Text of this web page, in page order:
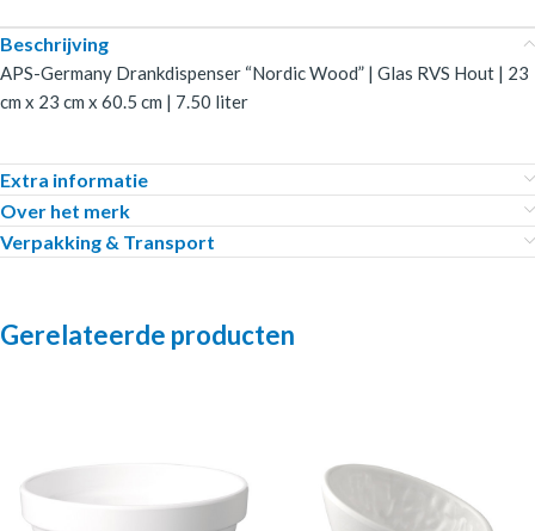
Beschrijving
APS-Germany Drankdispenser “Nordic Wood” | Glas RVS Hout | 23
cm x 23 cm x 60.5 cm | 7.50 liter
Extra informatie
Over het merk
Verpakking & Transport
Gerelateerde producten